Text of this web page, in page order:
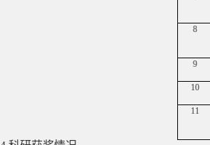
8
9
10
11